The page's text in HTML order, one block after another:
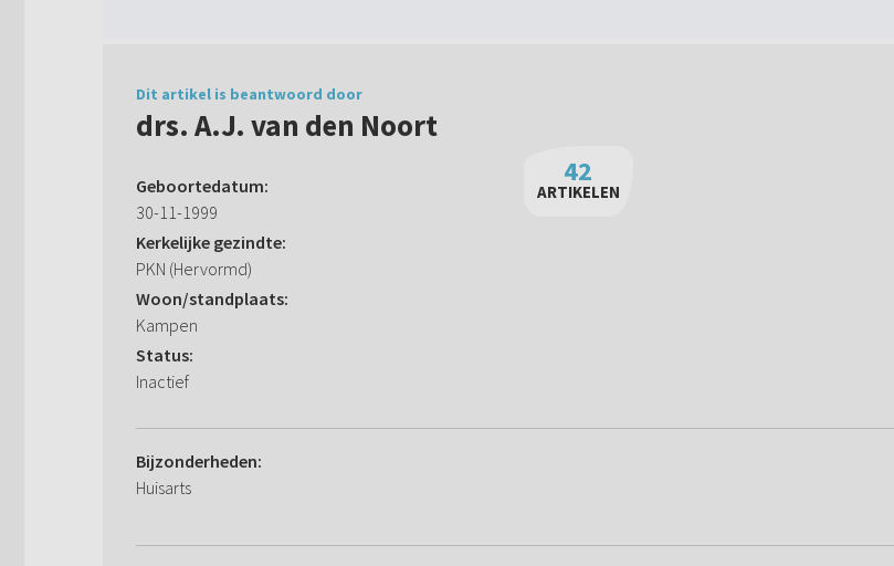
Dit artikel is beantwoord door
drs. A.J. van den Noort
Geboortedatum:
30-11-1999
Kerkelijke gezindte:
PKN (Hervormd)
Woon/standplaats:
Kampen
Status:
Inactief
42
ARTIKELEN
Bijzonderheden:
Huisarts